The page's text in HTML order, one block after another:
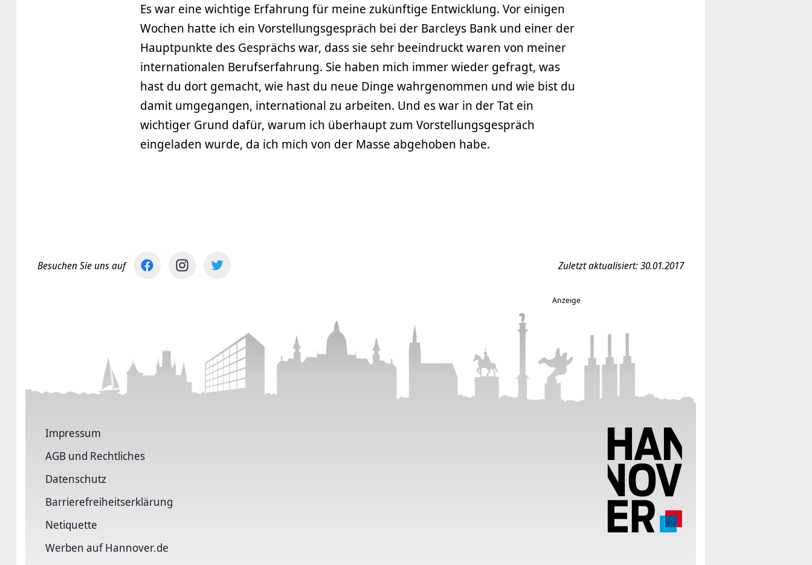
Es war eine wichtige Erfahrung für meine zukünftige Entwicklung. Vor einigen
Wochen hatte ich ein Vorstellungsgespräch bei der Barcleys Bank und einer der
Hauptpunkte des Gesprächs war, dass sie sehr beeindruckt waren von meiner
internationalen Berufserfahrung. Sie haben mich immer wieder gefragt, was
hast du dort gemacht, wie hast du neue Dinge wahrgenommen und wie bist du
damit umgegangen, international zu arbeiten. Und es war in der Tat ein
wichtiger Grund dafür, warum ich überhaupt zum Vorstellungsgespräch
eingeladen wurde, da ich mich von der Masse abgehoben habe.
Besuchen Sie uns auf Zuletzt aktualisiert: 30.01.2017
Anzeige
Impressum
AGB und Rechtliches
Datenschutz
Barriere­freiheits­erklärung
Netiquette
Werben auf Hannover.de